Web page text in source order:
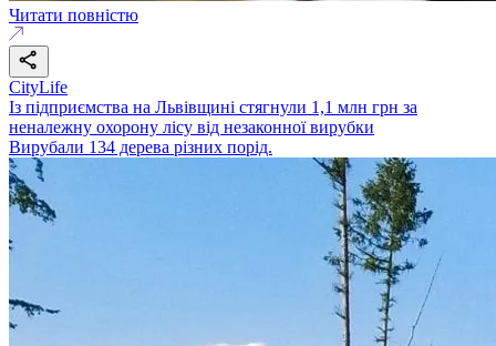
Читати повністю
CityLife
Із підприємства на Львівщині стягнули 1,1 млн грн за
неналежну охорону лісу від незаконної вирубки
Вирубали 134 дерева різних порід.